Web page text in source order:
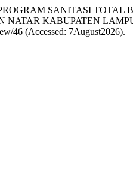
PROGRAM SANITASI
NATAR KABUPATEN
46 (Accessed: 7August2026).